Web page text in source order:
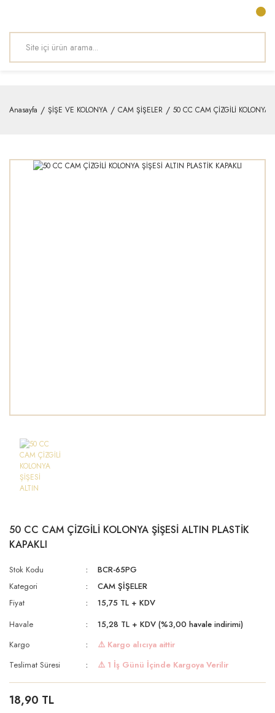
Anasayfa ŞİŞE VE KOLONYA CAM ŞİŞELER 50 CC CAM ÇİZGİLİ KOLONYA
50 CC CAM ÇİZGİLİ KOLONYA ŞİŞESİ ALTIN PLASTİK
KAPAKLI
Stok Kodu
BCR-65PG
Kategori
CAM ŞİŞELER
Fiyat
15,75 TL + KDV
Havale
15,28 TL + KDV (%3,00 havale indirimi)
Kargo
⚠️ Kargo alıcıya aittir
Teslimat Süresi
⚠️ 1 İş Günü İçinde Kargoya Verilir
18,90 TL